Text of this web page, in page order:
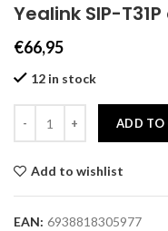
Yealink SIP-
€66,95
12 in stock
ADD TO
Add to wishlist
EAN: 6938818305977